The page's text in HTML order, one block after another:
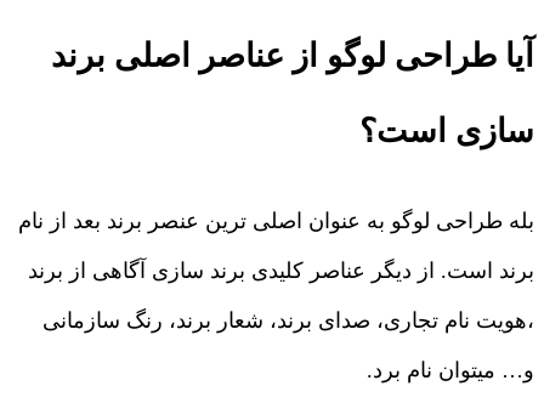
آیا طراحی لوگو از عناصر اصلی برند
سازی است؟
بله طراحی لوگو به عنوان اصلی ترین عنصر برند بعد از نام
برند است. از دیگر عناصر کلیدی برند سازی آگاهی از برند
،هویت نام تجاری، صدای برند، شعار برند، رنگ سازمانی
و… میتوان نام برد.